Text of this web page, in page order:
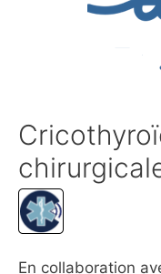
En collaboration